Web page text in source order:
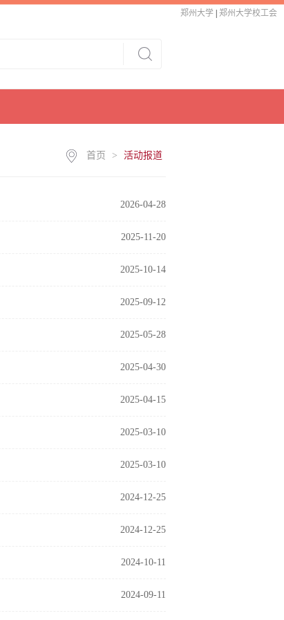
郑州大学 郑州大学校工会
首页 > 活动报道
2026-04-28
2025-11-20
2025-10-14
2025-09-12
2025-05-28
2025-04-30
2025-04-15
2025-03-10
2025-03-10
2024-12-25
2024-12-25
2024-10-11
2024-09-11